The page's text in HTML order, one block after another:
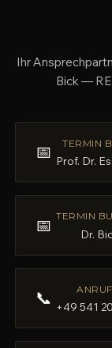
Ihr
Bick —
📅 TERMIN
Prof. Dr.
📅 TERMIN
Dr.
📞 +49 541